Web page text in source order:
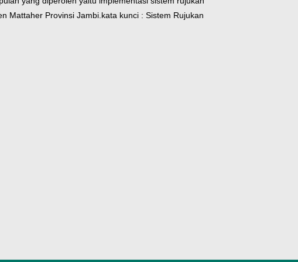
Mattaher Provinsi Jambi. kata kunci : Sistem Rujukan